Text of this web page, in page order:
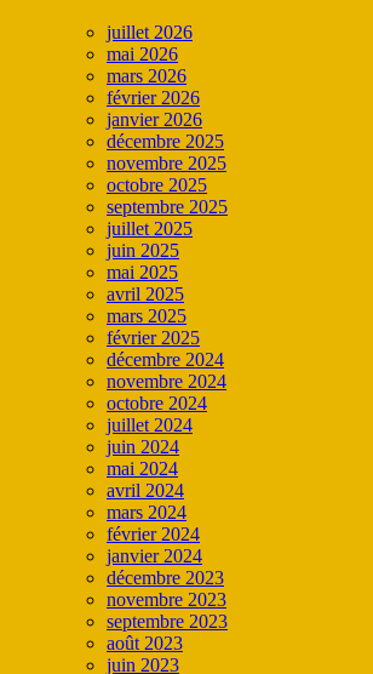
juillet 2026
mai 2026
mars 2026
février 2026
janvier 2026
décembre 2025
novembre 2025
octobre 2025
septembre 2025
juillet 2025
juin 2025
mai 2025
avril 2025
mars 2025
février 2025
décembre 2024
novembre 2024
octobre 2024
juillet 2024
juin 2024
mai 2024
avril 2024
mars 2024
février 2024
janvier 2024
décembre 2023
novembre 2023
septembre 2023
août 2023
juin 2023